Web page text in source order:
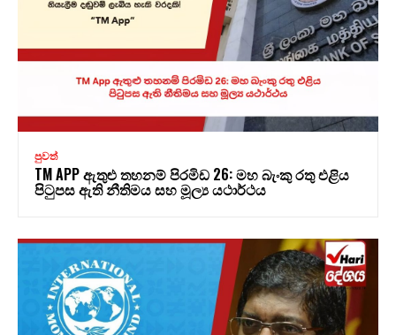
පුවත්
TM APP ඇතුළු තහනම් පිරමිඩ 26: මහ බැංකු රතු එළිය
පිටුපස ඇති නීතිමය සහ මූල්‍ය යථාර්ථය